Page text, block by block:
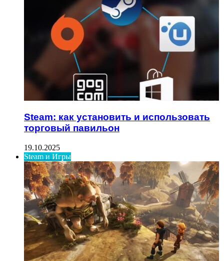
Steam: как установить и использовать
торговый павильон
19.10.2025
Steam и Игры